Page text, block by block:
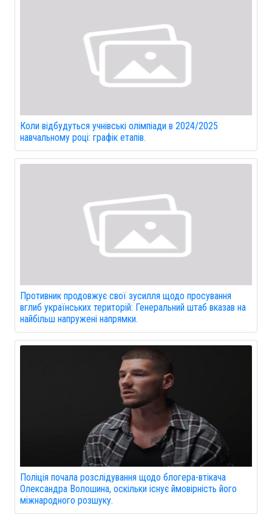
Коли відбудуться учнівські олімпіади в 2024/2025
навчальному році: графік етапів.
Противник продовжує свої зусилля щодо просування
вглиб українських територій: Генеральний штаб вказав на
найбільш напружені напрямки.
Поліція почала розслідування щодо блогера-втікача
Олександра Волошина, оскільки існує ймовірність його
міжнародного розшуку.